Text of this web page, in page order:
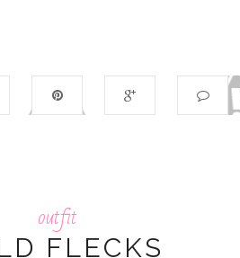
outfit
FLECKS